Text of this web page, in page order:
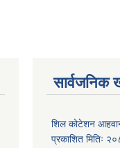
सार्वजनिक
शिल कोटेशन
प्रकाशित मितिः